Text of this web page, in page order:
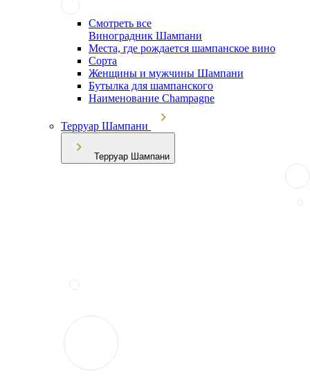
Смотреть все
Виноградник Шампани
Места, где рождается шампанское вино
Сорта
Женщины и мужчины Шампани
Бутылка для шампанского
Наименование Champagne
Терруар Шампани
Терруар Шампани